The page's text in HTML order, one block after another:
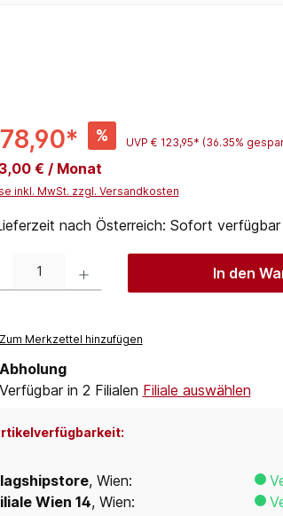
% UVP € 123,95* (36.35%
€ / Monat
inkl. MwSt. zzgl. Versandkosten
nach Österreich: Sofort verfügbar
In den
Zum Merkzettel hinzufügen
Abholung
Verfügbar in 2 Filialen Filiale auswählen
, Wien:
Wien 14, Wien: